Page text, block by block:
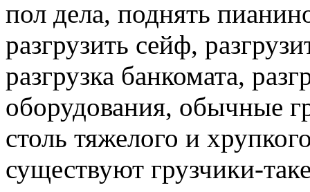
пол дела, поднять
разгрузить сейф,
разгрузка банкомата,
оборудования, обычные
столь тяжелого и
существуют грузчики-